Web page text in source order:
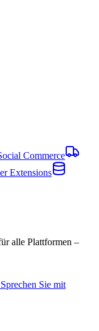
Commerce
Extensions
alle Plattformen –
Sie mit